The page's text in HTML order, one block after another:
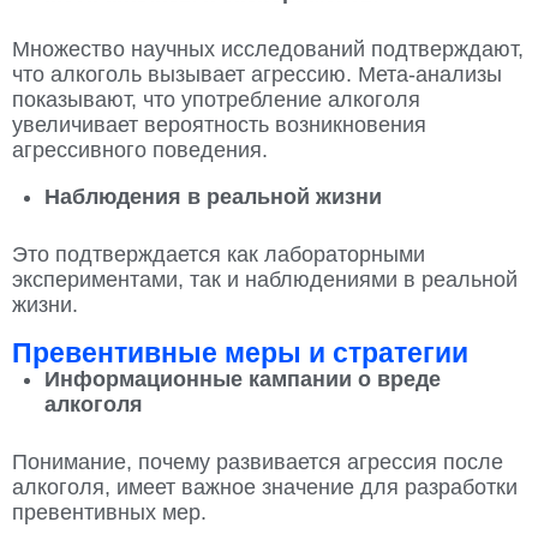
Множество научных исследований подтверждают,
что алкоголь вызывает агрессию. Мета-анализы
показывают, что употребление алкоголя
увеличивает вероятность возникновения
агрессивного поведения.
Наблюдения в реальной жизни
Это подтверждается как лабораторными
экспериментами, так и наблюдениями в реальной
жизни.
Превентивные меры и стратегии
Информационные кампании о вреде
алкоголя
Понимание, почему развивается агрессия после
алкоголя, имеет важное значение для разработки
превентивных мер.